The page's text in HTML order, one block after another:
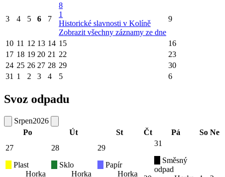
3 4 5 6 7
8
1
Historické slavnosti v Kolíně
Zobrazit všechny záznamy ze dne
9
10 11 12 13 14 15
16
17 18 19 20 21 22
23
24 25 26 27 28 29
30
31 1 2 3 4 5 6
Svoz odpadu
Srpen2026
Po
Út St Čt Pá So Ne
27
Plast
Horka
28
Sklo
Horka
29
Papír
Horka
31
Směsný
odpad